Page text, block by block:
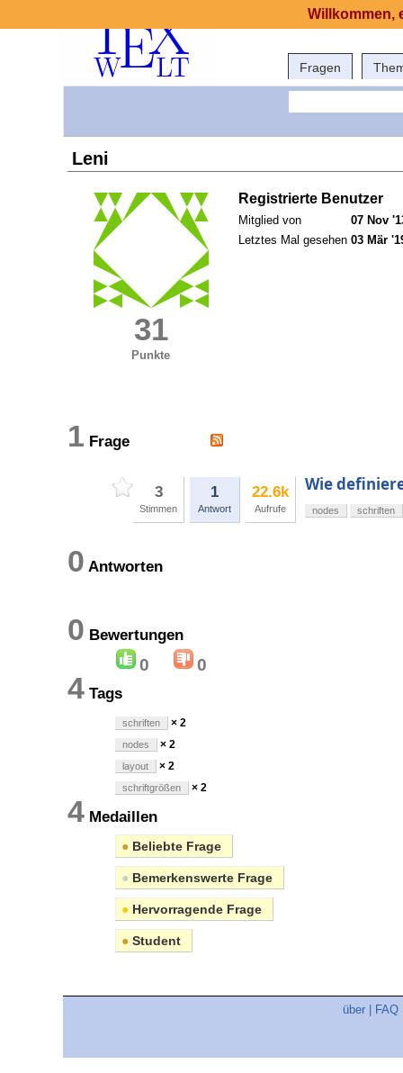
Fragen
Leni
31
Punkte
Registrierte Benutzer
Mitglied von
07 Nov
Letztes Mal gesehen 03 Mär
1 Frage
3
Stimmen
1
Antwort
22.6k
Aufrufe
Wie
nodes schriften
0 Antworten
0 Bewertungen
0 0
4 Tags
schriften × 2
nodes × 2
layout × 2
schriftgrößen × 2
4 Medaillen
● Beliebte Frage
● Bemerkenswerte Frage
● Hervorragende Frage
● Student
über FAQ
Willkommen,